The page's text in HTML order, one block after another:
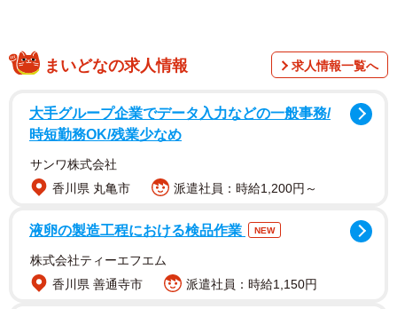
提携院が共同で行ったもので、2025年7月にインターネッ
まいどなの求人情報 求人情報一覧へ
大手グループ企業でデータ入力などの一般事務/
時短勤務OK/残業少なめ
サンワ株式会社
香川県 丸亀市
派遣社員：時給1,200円～
液卵の製造工程における検品作業 NEW
株式会社ティーエフエム
香川県 善通寺市
派遣社員：時給1,150円